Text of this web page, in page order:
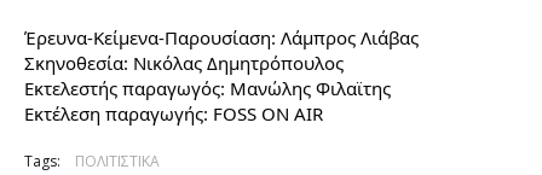
Έρευνα-Κείμενα-Παρουσίαση: Λάμπρος Λιάβας
Σκηνοθεσία: Νικόλας Δημητρόπουλος
Εκτελεστής παραγωγός: Μανώλης Φιλαϊτης
Εκτέλεση παραγωγής: FOSS ON AIR
Tags: ΠΟΛΙΤΙΣΤΙΚΑ